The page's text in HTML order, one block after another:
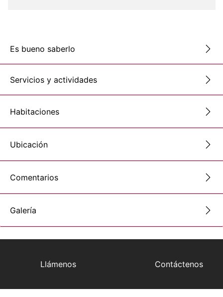
Es bueno saberlo
Servicios y actividades
Habitaciones
Ubicación
Comentarios
Galería
Llámenos Contáctenos